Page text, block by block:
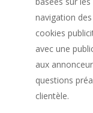
navigation
cookies
avec une
aux
questions
clientèle.